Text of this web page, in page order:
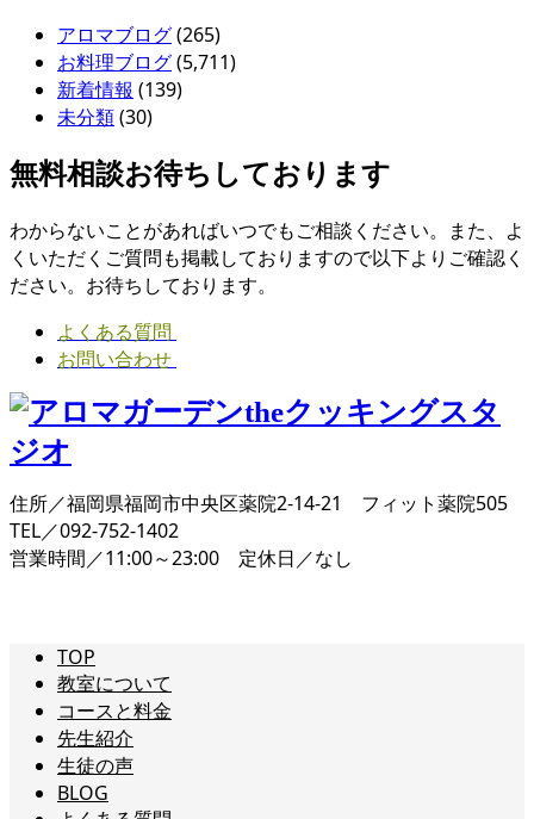
アロマブログ(265)
お料理ブログ(5,711)
新着情報 (139)
未分類(30)
無料相談お待ちしております
わからないことがあればいつでもご相談ください。また、よ
くいただくご質問も掲載しておりますので以下よりご確認く
ださい。お待ちしております。
よくある質問
お問い合わせ
住所／福岡県福岡市中央区薬院2-14-21 フィット薬院505
TEL／092-752-1402
営業時間／11:00～23:00 定休日／なし
TOP
教室について
コースと料金
先生紹介
生徒の声
BLOG